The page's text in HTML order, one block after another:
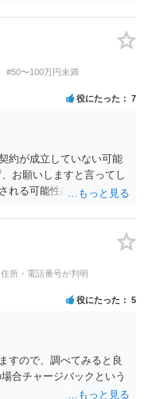
#50〜100万円未満
役にたった 7
約が成立していない可能
お願いしますと言ってし
れる可能性はあります
しても、相手会社の実在
りとりを一旦保留とし
名、住所等）を手がかり
の入手を試みてみる方法
なのか、やりとりしてい
て、登記登録の有無や登
】法務局サイト https://w
所・電話番号が判明
役にたった 5
すので、調べてみると良
合チャージバックという